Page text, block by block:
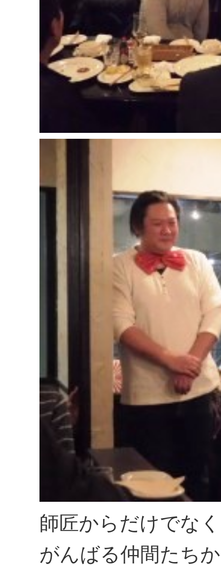
師匠からだけでな
がんばる仲間たち